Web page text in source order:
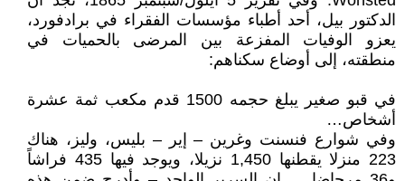
الدكتور بیل، أحد أطباء مؤسسات الفقراء في برادفورد،
يعزو الوفيات المفزعة بين المرضى بالحميات في
منطقته، إلى أوضاع سكناهم:
في قبو صغير يبلغ حجمه 1500 قدم مكعب ثمة عشرة
أشخاص…
وفي شوارع فنسنت وغرين – إير – بليس، وليز، هناك
223 منزلا يقطنها 1,450 نزيلا، ويوجد فيها 435 فراشاً